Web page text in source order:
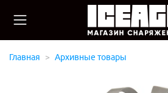
Главная Архивные товары